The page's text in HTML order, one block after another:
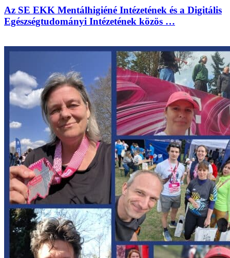
Az SE EKK Mentálhigiéné Intézetének és a Digitális
Egészségtudományi Intézetének közös …